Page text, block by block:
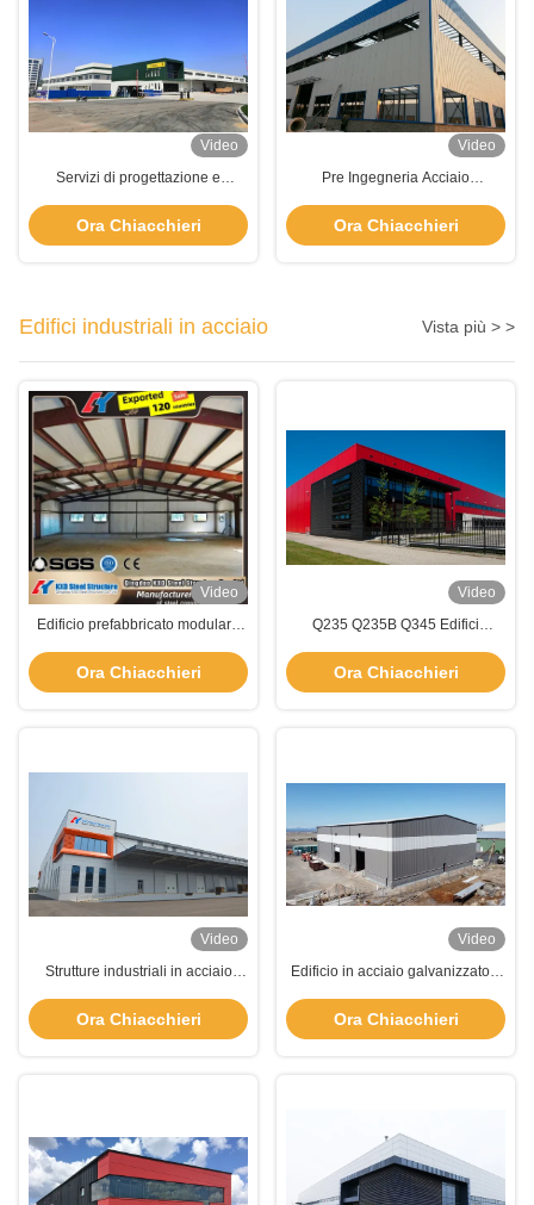
Video
Servizi di progettazione e
prefabbricati in acciaio
Ora Chiacchieri
Video
Pre Ingegneria Acciaio
Ora Chiacchieri
Edifici industriali in acciaio Vista più > >
Video
Edificio prefabbricato modulare
Ora Chiacchieri
Video
Q235 Q235B Q345 Edifici
Ora Chiacchieri
Video
Strutture industriali in acciaio
Ora Chiacchieri
Video
Edificio in acciaio galvanizzato a
Ora Chiacchieri